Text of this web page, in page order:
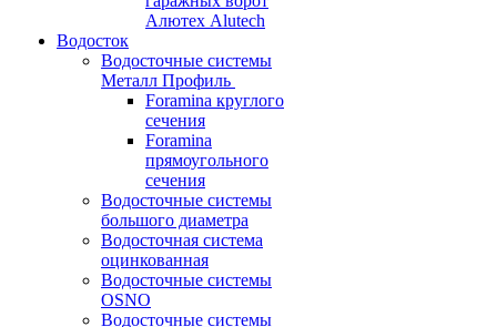
Алютех Alutech
Водосток
Водосточные системы
Металл Профиль
Foramina круглого
сечения
Foramina
прямоугольного
сечения
Водосточные системы
большого диаметра
Водосточная система
оцинкованная
Водосточные системы
OSNO
Водосточные системы